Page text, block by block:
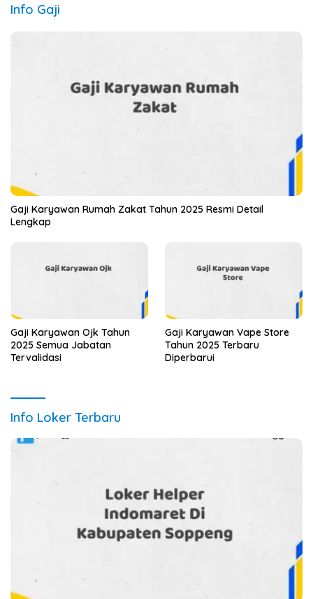
Info Gaji
Gaji Karyawan Rumah Zakat Tahun 2025 Resmi Detail
Lengkap
Gaji Karyawan Ojk Tahun
2025 Semua Jabatan
Tervalidasi
Gaji Karyawan Vape Store
Tahun 2025 Terbaru
Diperbarui
Info Loker Terbaru